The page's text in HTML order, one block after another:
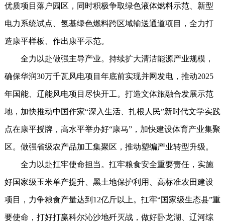
优质项目落户园区，同时积极争取绿色液体燃料示范、新型
电力系统试点、氢基绿色燃料跨区域输送通道项目，全力打
造康平样板、作出康平示范。
全力以赴做强主导产业。持续扩大清洁能源产业规模，
确保华润30万千瓦风电项目年底前实现并网发电，推动2025
年国能、辽能风电项目尽快开工。打造文体旅融合发展示范
地，加快推动中国作家“深入生活、扎根人民”新时代文学实践
点在康平授牌，高水平举办好“康马”，加快建设体育产业集聚
区。做强省级农产品加工集聚区，推动塑编产业转型升级。
全力以赴扛牢使命担当。扛牢粮食安全重要责任，实施
好国家级玉米单产提升、黑土地保护利用、高标准农田建设
项目，力争粮食产量达到12亿斤以上。扛牢“国家级生态县”重
要使命，打好打赢科尔沁沙地歼灭战，做好卧龙湖、辽河综